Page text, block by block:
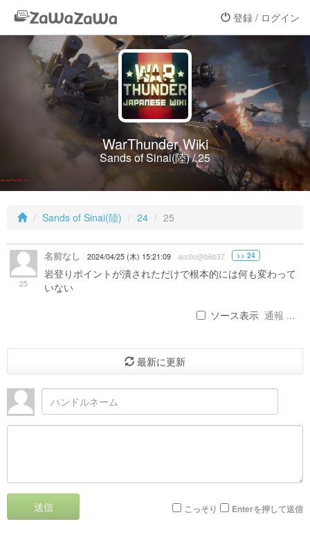
登録 / ログイン
WarThunder Wiki
Sands of Sinai(陸) / 25
Sands of Sinai(陸) 24 25
25
名前なし 2024/04/25 (木) 15:21:09 acc0c@b6b37 >> 24
岩登りポイントが潰されただけで根本的には何も変わって
いない
ソース表示 通報 ...
最新に更新
送信 こっそり Enterを押して送信